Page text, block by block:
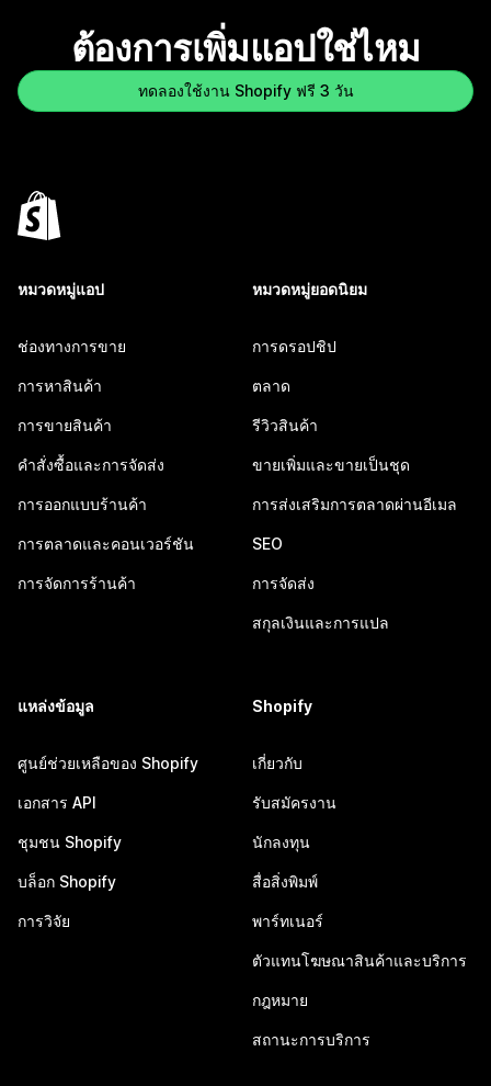
ต้องการเพิ่มแอปใช่ไหม
ทดลองใช้งาน Shopify ฟรี 3 วัน
หมวดหมู่แอป
ช่องทางการขาย
การหาสินค้า
การขายสินค้า
คำสั่งซื้อและการจัดส่ง
การออกแบบร้านค้า
การตลาดและคอนเวอร์ชัน
การจัดการร้านค้า
หมวดหมู่ยอดนิยม
การดรอปชิป
ตลาด
รีวิวสินค้า
ขายเพิ่มและขายเป็นชุด
การส่งเสริมการตลาดผ่านอีเมล
SEO
การจัดส่ง
สกุลเงินและการแปล
แหล่งข้อมูล
ศูนย์ช่วยเหลือของ Shopify
เอกสาร API
ชุมชน Shopify
บล็อก Shopify
การวิจัย
Shopify
เกี่ยวกับ
รับสมัครงาน
นักลงทุน
สื่อสิ่งพิมพ์
พาร์ทเนอร์
ตัวแทนโฆษณาสินค้าและบริการ
กฎหมาย
สถานะการบริการ